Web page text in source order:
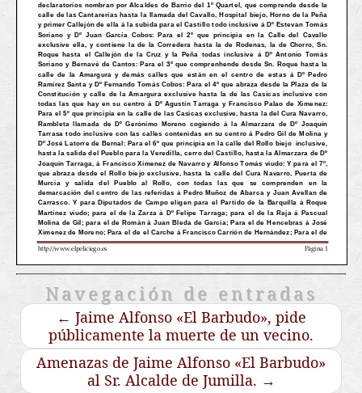
Navegación de entradas
← Jaime Alfonso «El Barbudo», pide
públicamente la muerte de un vecino.
Amenazas de Jaime Alfonso «El Barbudo»
al Sr. Alcalde de Jumilla. →